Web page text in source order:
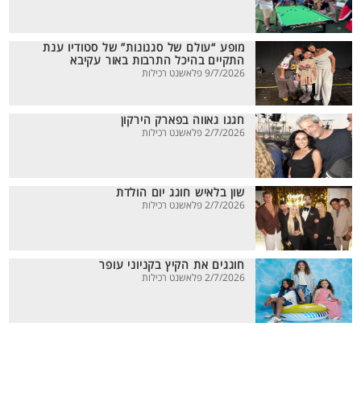
מופע “עולם של סגנונות” של סטודיו ענת
התקיים בהיכל התרבות באור עקיבא
9/7/2026 פלאשנט רכילות
חגגו גאווה בפארק הירקון
2/7/2026 פלאשנט רכילות
שון בלאיש חוגג יום הולדת
2/7/2026 פלאשנט רכילות
חוגגים את הקיץ בקניוני עופר
2/7/2026 פלאשנט רכילות